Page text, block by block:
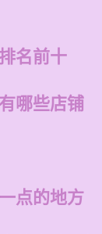
名前十
哪些店铺
点的地方